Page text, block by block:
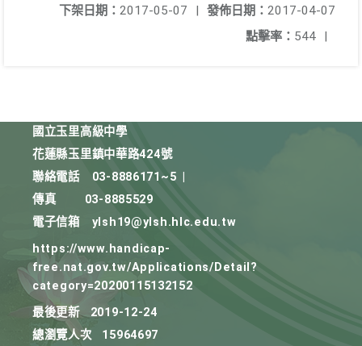
發佈日期： 2017-04-07
下架日期： 2017-05-07
|
點擊率： 544 |
國立玉里高級中學
花蓮縣玉里鎮中華路424號
聯絡電話
03-8886171~5
傳真
03-8885529
電子信箱
ylsh19@ylsh.hlc.edu.tw
https://www.handicap-
free.nat.gov.tw/Applications/Detail?
category=20200115132152
最後更新
2019-12-24
總瀏覽人次
15964697